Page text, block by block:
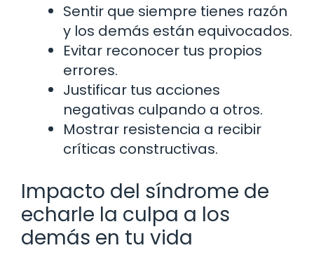
Sentir que siempre tienes razón
y los demás están equivocados.
Evitar reconocer tus propios
errores.
Justificar tus acciones
negativas culpando a otros.
Mostrar resistencia a recibir
críticas constructivas.
Impacto del síndrome de
echarle la culpa a los
demás en tu vida